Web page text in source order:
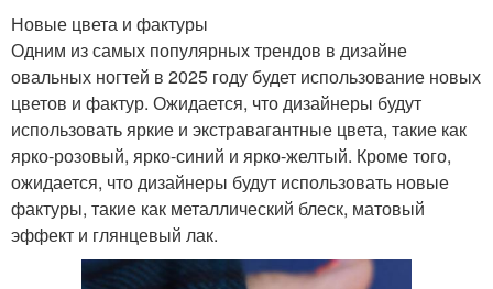
Новые цвета и фактуры
Одним из самых популярных трендов в дизайне
овальных ногтей в 2025 году будет использование новых
цветов и фактур. Ожидается, что дизайнеры будут
использовать яркие и экстравагантные цвета, такие как
ярко-розовый, ярко-синий и ярко-желтый. Кроме того,
ожидается, что дизайнеры будут использовать новые
фактуры, такие как металлический блеск, матовый
эффект и глянцевый лак.